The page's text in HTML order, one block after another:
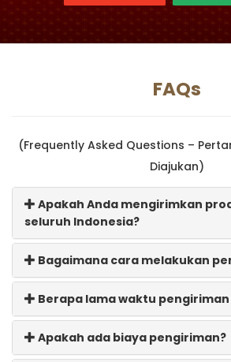
FAQs
(Frequently Asked Questions –
Diajukan)
Apakah Anda mengirimkan
seluruh Indonesia?
Bagaimana cara melakukan
Berapa lama waktu
Apakah ada biaya pengiriman?